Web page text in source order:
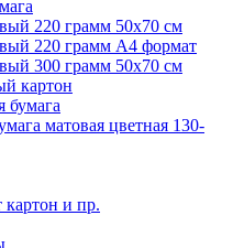
220 грамм 50х70 см
220 грамм A4 формат
300 грамм 50х70 см
картон
бумага
матовая цветная 130-
картон и пр.